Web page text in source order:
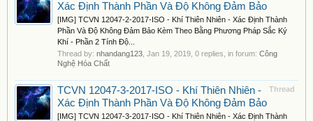
Xác Định Thành Phần Và Độ Không Đảm Bảo
[IMG] TCVN 12047-2-2017-ISO - Khí Thiên Nhiên - Xác Định Thành
Phần Và Độ Không Đảm Bảo Kèm Theo Bằng Phương Pháp Sắc Ký
Khí - Phần 2 Tính Độ...
Thread by: nhandang123 Jan 19, 2019 , 0 replies, in forum: Công
Nghệ Hóa Chất
Thread
TCVN 12047-3-2017-ISO - Khí Thiên Nhiên -
Xác Định Thành Phần Và Độ Không Đảm Bảo
[IMG] TCVN 12047-3-2017-ISO - Khí Thiên Nhiên - Xác Định Thành